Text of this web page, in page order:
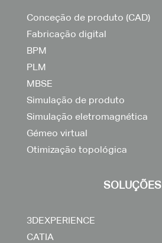
Conceção de produto (CAD)
Fabricação digital
BPM
PLM
MBSE
Simulação de produto
Simulação eletromagnética
Gémeo virtual
Otimização topológica
SOLUÇÕES
3DEXPERIENCE
CATIA